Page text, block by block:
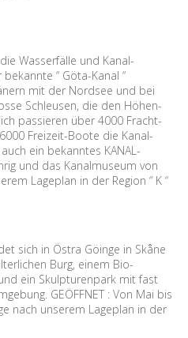
Wasserfälle und Kanal-
“ Göta-Kanal “
mit der Nordsee und bei
Schleusen, die den Höhen-
passieren über 4000 Fracht-
Freizeit-Boote die Kanal-
ein bekanntes KANAL-
und das Kanalmuseum von
Lageplan in der Region “ K “
sich in Östra Göinge in Skåne
Burg, einem Bio-
ein Skulpturenpark mit fast
GEÖFFNET : Von Mai bis
nach unserem Lageplan in der